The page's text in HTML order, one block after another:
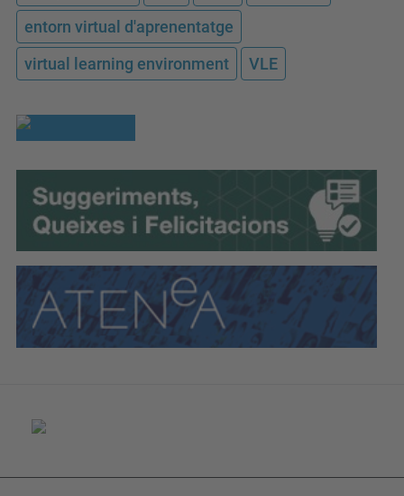
entorn virtual d'aprenentatge
virtual learning environment
VLE